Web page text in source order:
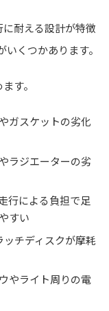
耐える設計が特徴
くつかあります。
す。
ガスケットの劣化
ラジエーターの劣
行による負担で足
すい
ッチディスクが摩耗
やライト周りの電